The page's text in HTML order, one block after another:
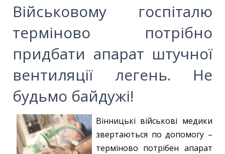
Військовому госпіталю
терміново потрібно
придбати апарат штучної
вентиляції легень. Не
будьмо байдужі!
Вінницькі військові медики
звертаються по допомогу –
терміново потрібен апарат